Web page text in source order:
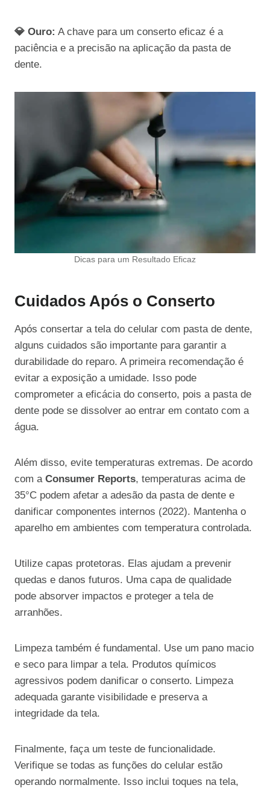
💎 Ouro: A chave para um conserto eficaz é a
paciência e a precisão na aplicação da pasta de
dente.
Dicas para um Resultado Eficaz
Cuidados Após o Conserto
Após consertar a tela do celular com pasta de dente,
alguns cuidados são importante para garantir a
durabilidade do reparo. A primeira recomendação é
evitar a exposição a umidade. Isso pode
comprometer a eficácia do conserto, pois a pasta de
dente pode se dissolver ao entrar em contato com a
água.
Além disso, evite temperaturas extremas. De acordo
com a Consumer Reports, temperaturas acima de
35°C podem afetar a adesão da pasta de dente e
danificar componentes internos (2022). Mantenha o
aparelho em ambientes com temperatura controlada.
Utilize capas protetoras. Elas ajudam a prevenir
quedas e danos futuros. Uma capa de qualidade
pode absorver impactos e proteger a tela de
arranhões.
Limpeza também é fundamental. Use um pano macio
e seco para limpar a tela. Produtos químicos
agressivos podem danificar o conserto. Limpeza
adequada garante visibilidade e preserva a
integridade da tela.
Finalmente, faça um teste de funcionalidade.
Verifique se todas as funções do celular estão
operando normalmente. Isso inclui toques na tela,